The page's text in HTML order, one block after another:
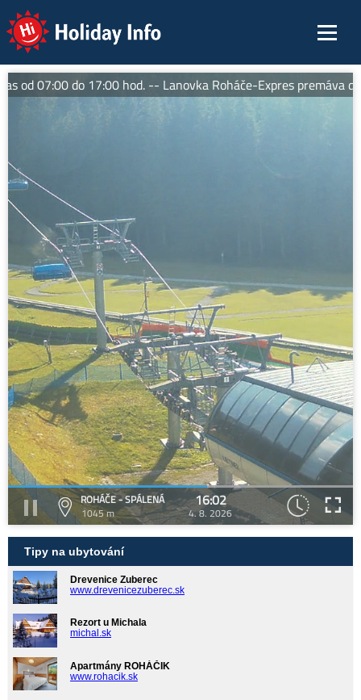
Holiday Info
od 07:00 do 17:00 hod. -- Lanovka Roháče-Expres premáva
ROHÁČE - SPÁLENÁ
1045 m
16:02
4. 8. 2026
Tipy na ubytování
Drevenice Zuberec
www.drevenicezuberec.sk
Rezort u Michala
michal.sk
Apartmány ROHÁČIK
www.rohacik.sk